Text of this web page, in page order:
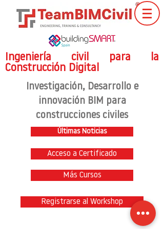
Ingeniería civil para la
Construcción Digital
Investigación, Desarrollo e
innovación BIM para
construcciones civiles
Últimas Noticias
Acceso a Certificado
Más Cursos
Registrarse al Workshop